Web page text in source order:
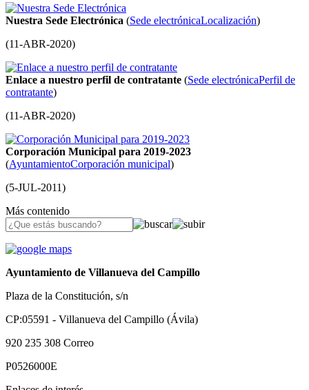
Nuestra Sede Electrónica (Sede electrónicaLocalización)
(11-ABR-2020)
Enlace a nuestro perfil de contratante (Sede electrónicaPerfil de
contratante)
(11-ABR-2020)
Corporación Municipal para 2019-2023
(AyuntamientoCorporación municipal)
(5-JUL-2011)
Más contenido
Ayuntamiento de Villanueva del Campillo
Plaza de la Constitución, s/n
CP:05591 - Villanueva del Campillo (Ávila)
920 235 308 Correo
P0526000E